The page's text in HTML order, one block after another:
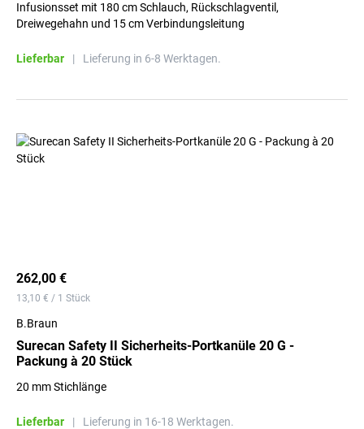
Infusionsset mit 180 cm Schlauch, Rückschlagventil,
Dreiwegehahn und 15 cm Verbindungsleitung
Lieferbar | Lieferung in 6-8 Werktagen.
262,00 €
13,10 € / 1 Stück
B.Braun
Surecan Safety II Sicherheits-Portkanüle 20 G -
Packung à 20 Stück
20 mm Stichlänge
Lieferbar | Lieferung in 16-18 Werktagen.